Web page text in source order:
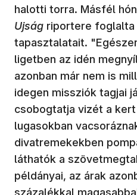
halotti torra. Másfél
Ujság riportere
tapasztalatait.
ligetben az idén
azonban már nem is
idegen missziók tagjai
csobogtatja vizét a
lugasokban
divatremekekben
láthatók a
példányai, az árak
százalékkal